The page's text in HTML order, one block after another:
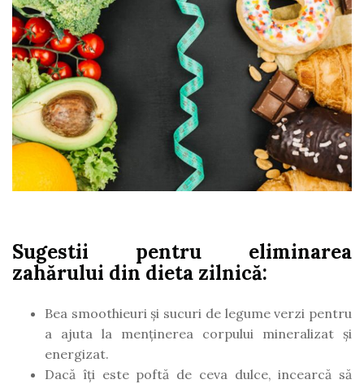
Sugestii pentru eliminarea
zahărului din dieta zilnică:
Bea smoothieuri și sucuri de legume verzi pentru
a ajuta la menținerea corpului mineralizat și
energizat.
Dacă îți este poftă de ceva dulce, incearcă să